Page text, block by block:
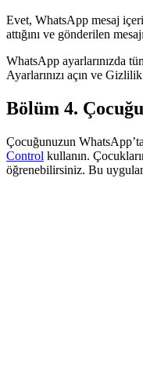
Evet, WhatsApp mesaj
attığını ve gönderilen
WhatsApp ayarlarınızda
Ayarlarınızı açın ve
Bölüm 4.
Çocuğunuzun
Control kullanın.
öğrenebilirsiniz. Bu